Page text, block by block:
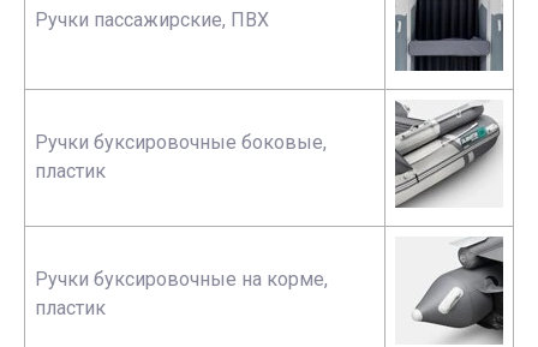
Ручки пассажирские, ПВХ
Ручки буксировочные боковые,
пластик
Ручки буксировочные на корме,
пластик